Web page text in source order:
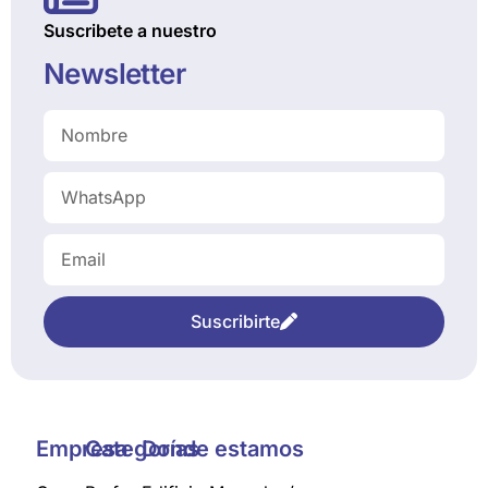
Suscribete a nuestro
Newsletter
Suscribirte
EmpresaCategoríasDonde estamos